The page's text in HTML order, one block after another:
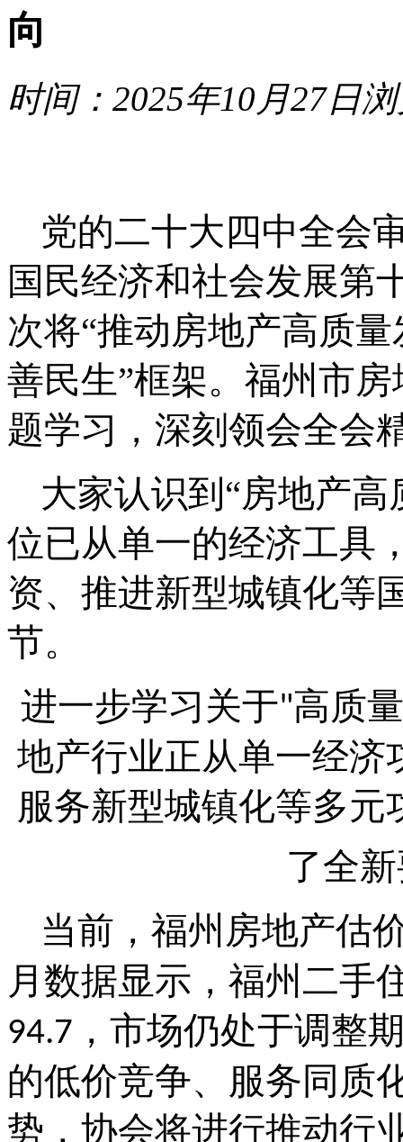
向
时间：2025年10月27日
党的二十大四中全会
国民经济和社会发展第
次将“推动房地产高质
善民生”框架。福州市
题学习，深刻领会全会
大家认识到 “房地产高
位已从单一的经济工具
资、推进新型城镇化等
节。
进一步学习 关于"高质
地产行业正从单一经济
服务新型城镇化等多
了全
当前，福州房地产估
月数据显示，福州二手
94.7 ，市场仍处于调整
的低价竞争、服务同质
势，协会将进行推动行